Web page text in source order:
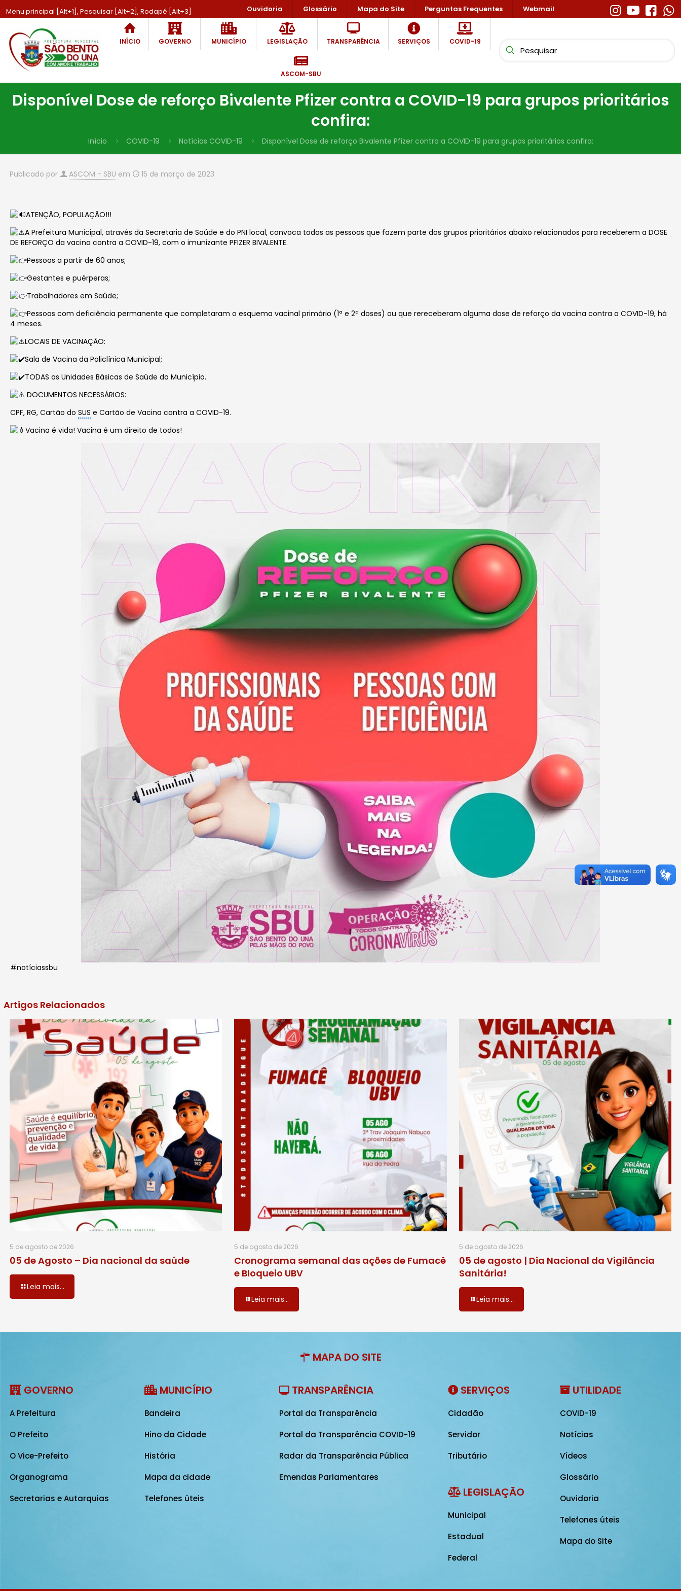
Menu principal [Alt+1], Pesquisar [Alt+2], Rodapé [Alt+3] Ouvidoria Glossário Mapa do Site Perguntas Frequentes Webmail
INÍCIO GOVERNO MUNICÍPIO LEGISLAÇÃO TRANSPARÊNCIA SERVIÇOS COVID-19
ASCOM-SBU
Disponível Dose de reforço Bivalente Pfizer contra a COVID-19 para grupos prioritários
confira:
Início COVID-19 Notícias COVID-19 Disponível Dose de reforço Bivalente Pfizer contra a COVID-19 para grupos prioritários confira:
Publicado por ASCOM - SBU em 15 de março de 2023
ATENÇÃO, POPULAÇÃO!!!
A Prefeitura Municipal, através da Secretaria de Saúde e do PNI local, convoca todas as pessoas que fazem parte dos grupos prioritários abaixo relacionados para receberem a DOSE
DE REFORÇO da vacina contra a COVID-19, com o imunizante PFIZER BIVALENTE.
Pessoas a partir de 60 anos;
Gestantes e puérperas;
Trabalhadores em Saúde;
Pessoas com deficiência permanente que completaram o esquema vacinal primário (1ª e 2ª doses) ou que rereceberam alguma dose de reforço da vacina contra a COVID-19, há
4 meses.
LOCAIS DE VACINAÇÃO:
Sala de Vacina da Policlínica Municipal;
TODAS as Unidades Básicas de Saúde do Município.
DOCUMENTOS NECESSÁRIOS:
CPF, RG, Cartão doSUS e Cartão de Vacina contra a COVID-19.
Vacina é vida! Vacina é um direito de todos!
#notíciassbu
Artigos Relacionados
5 de agosto de 2026
05 de Agosto – Dia nacional da saúde
Leia mais...
5 de agosto de 2026
Cronograma semanal das ações de Fumacê
e Bloqueio UBV
Leia mais...
5 de agosto de 2026
05 de agosto | Dia Nacional da Vigilância
Sanitária!
Leia mais...
MAPA DO SITE
GOVERNO
A Prefeitura
O Prefeito
O Vice-Prefeito
Organograma
Secretarias e Autarquias
MUNICÍPIO
Bandeira
Hino da Cidade
História
Mapa da cidade
Telefones úteis
TRANSPARÊNCIA
Portal da Transparência
Portal da Transparência COVID-19
Radar da Transparência Pública
Emendas Parlamentares
SERVIÇOS
Cidadão
Servidor
Tributário
LEGISLAÇÃO
Municipal
Estadual
Federal
UTILIDADE
COVID-19
Notícias
Vídeos
Glossário
Ouvidoria
Telefones úteis
Mapa do Site